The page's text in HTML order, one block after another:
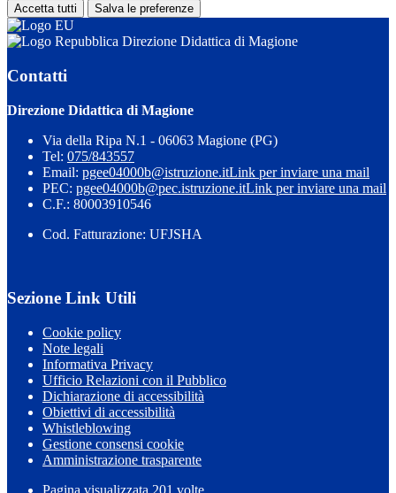
Accetta tutti Salva le preferenze
Direzione Didattica di Magione
Contatti
Direzione Didattica di Magione
Via della Ripa N.1 - 06063 Magione (PG)
Tel: 075/843557
Email: pgee04000b@istruzione.itLink per inviare una mail
PEC: pgee04000b@pec.istruzione.itLink per inviare una mail
C.F.: 80003910546
Cod. Fatturazione: UFJSHA
Sezione Link Utili
Cookie policy
Note legali
Informativa Privacy
Ufficio Relazioni con il Pubblico
Dichiarazione di accessibilità
Obiettivi di accessibilità
Whistleblowing
Gestione consensi cookie
Amministrazione trasparente
Pagina visualizzata 201 volte